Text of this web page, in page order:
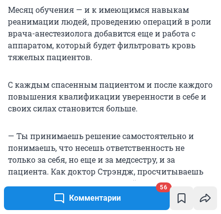
Комментарии
56
Месяц обучения — и к имеющимся навыкам
реанимации людей, проведению операций в роли
врача-анестезиолога добавится еще и работа с
аппаратом, который будет фильтровать кровь
тяжелых пациентов.
С каждым спасенным пациентом и после каждого
повышения квалификации уверенности в себе и
своих силах становится больше.
— Ты принимаешь решение самостоятельно и
понимаешь, что несешь ответственность не
только за себя, но еще и за медсестру, и за
пациента. Как доктор Стрэндж, просчитываешь
миллион разных возможностей. Только тогда
появляется осознание, что ты действительно
сделал всё, что было в твоих силах.